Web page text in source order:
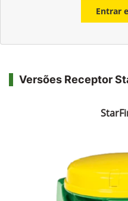
Entrar
Versões Receptor